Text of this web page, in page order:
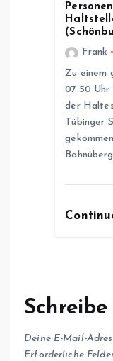
Frank
Zu einem
07.50 Uhr
der
Tübinger
Deine E-Mail-
Erforderliche